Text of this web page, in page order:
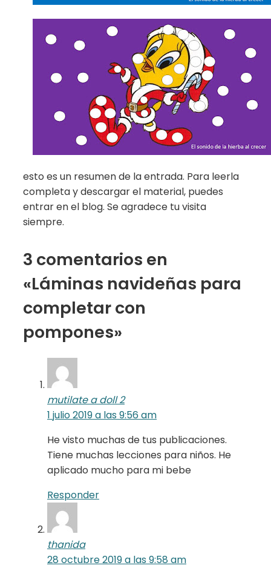
esto es un resumen de la entrada. Para leerla
completa y descargar el material, puedes
entrar en el blog. Se agradece tu visita
siempre.
3 comentarios en
«Láminas navideñas para
completar con
pompones»
mutilate a doll 2
1 julio 2019 a las 9:56 am
He visto muchas de tus publicaciones.
Tiene muchas lecciones para niños. He
aplicado mucho para mi bebe
Responder
thanida
28 octubre 2019 a las 9:58 am